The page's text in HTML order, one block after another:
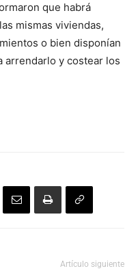
que habrá
mismas viviendas,
o bien disponían
arrendarlo y costear los
Artículo siguiente